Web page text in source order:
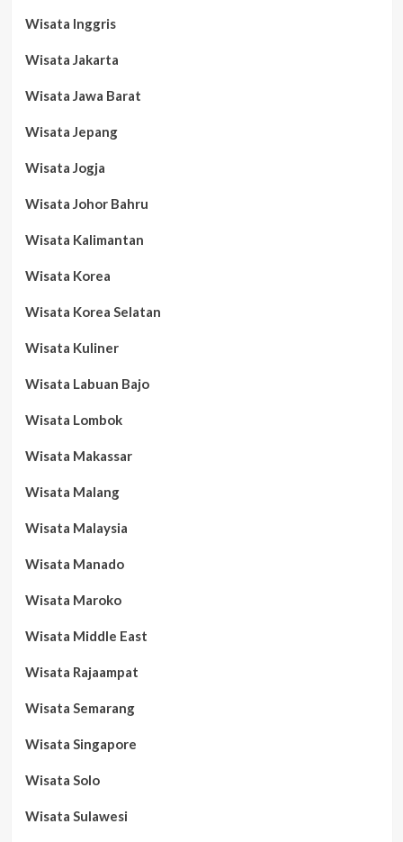
Wisata Inggris
Wisata Jakarta
Wisata Jawa Barat
Wisata Jepang
Wisata Jogja
Wisata Johor Bahru
Wisata Kalimantan
Wisata Korea
Wisata Korea Selatan
Wisata Kuliner
Wisata Labuan Bajo
Wisata Lombok
Wisata Makassar
Wisata Malang
Wisata Malaysia
Wisata Manado
Wisata Maroko
Wisata Middle East
Wisata Rajaampat
Wisata Semarang
Wisata Singapore
Wisata Solo
Wisata Sulawesi